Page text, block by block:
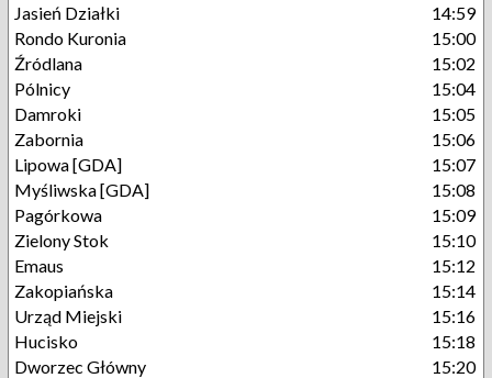
Jasień Działki
14:59
Rondo Kuronia
15:00
Źródlana
15:02
Pólnicy
15:04
Damroki
15:05
Zabornia
15:06
Lipowa [GDA]
15:07
Myśliwska [GDA]
15:08
Pagórkowa
15:09
Zielony Stok
15:10
Emaus
15:12
Zakopiańska
15:14
Urząd Miejski
15:16
Hucisko
15:18
Dworzec Główny
15:20